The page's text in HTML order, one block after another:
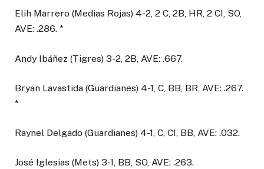
Elih Marrero (Medias Rojas) 4-2, 2 C, 2B, HR, 2 CI, SO,
AVE: .286. *
Andy Ibáñez (Tigres) 3-2, 2B, AVE: .667.
Bryan Lavastida (Guardianes) 4-1, C, BB, BR, AVE: .267.
*
Raynel Delgado (Guardianes) 4-1, C, CI, BB, AVE: .032.
José Iglesias (Mets) 3-1, BB, SO, AVE: .263.